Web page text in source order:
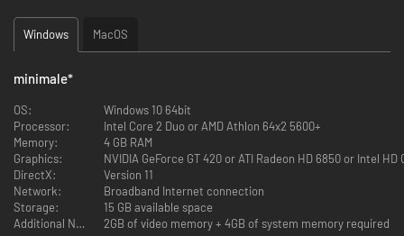
3 nouvelles civilisations
Frayez-vous un chemin à travers de hautes montagnes, des jungles
denses et des paysages vibrants en dirigeant les Mapuches, les Muiscas et
architecture époustouflante.
Windows MacOS
minimale*
OS:
Windows 10 64bit
Processor:
Intel Core 2 Duo or AMD Athlon 64x2 5600+
Memory:
4 GB RAM
Graphics:
NVIDIA GeForce GT 420 or ATI Radeon HD 6850 or Intel
DirectX:
Version 11
Network:
Broadband Internet connection
Storage:
15 GB available space
Additional Notes:
2GB of video memory + 4GB of system memory required